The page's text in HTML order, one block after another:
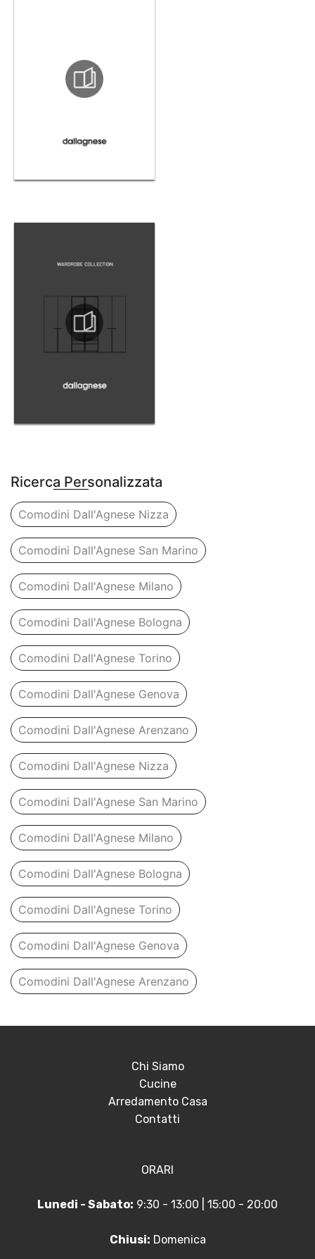
Ricerca Personalizzata
Comodini Dall'Agnese Nizza
Comodini Dall'Agnese San Marino
Comodini Dall'Agnese Milano
Comodini Dall'Agnese Bologna
Comodini Dall'Agnese Torino
Comodini Dall'Agnese Genova
Comodini Dall'Agnese Arenzano
Comodini Dall'Agnese Nizza
Comodini Dall'Agnese San Marino
Comodini Dall'Agnese Milano
Comodini Dall'Agnese Bologna
Comodini Dall'Agnese Torino
Comodini Dall'Agnese Genova
Comodini Dall'Agnese Arenzano
Chi Siamo
Cucine
Arredamento Casa
Contatti
ORARI
Lunedi - Sabato: 9:30 - 13:00 | 15:00 - 20:00
Chiusi: Domenica